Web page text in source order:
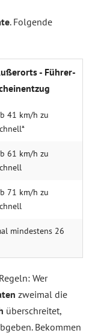
. Folgende
- Führer­
41 km/h zu
61 km/h zu
71 km/h zu
mindestens 26
Wer
zweimal die
überschreitet,
Bekommen